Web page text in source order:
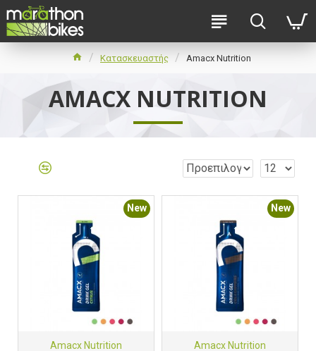
Κατασκευαστής Amacx Nutrition
AMACX NUTRITION
New
Amacx Nutrition
New
Amacx Nutrition